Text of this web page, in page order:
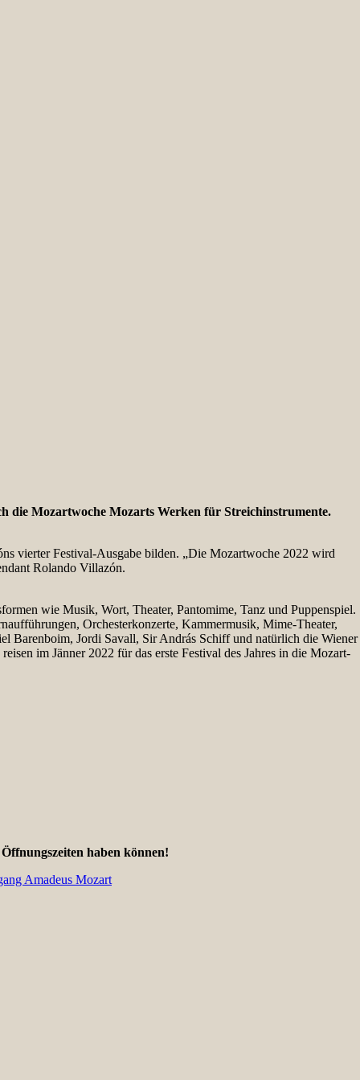
die Mozartwoche Mozarts Werken für Streichinstrumente.
vierter Festival-Ausgabe bilden. „Die Mozartwoche 2022 wird
Rolando Villazón.
wie Musik, Wort, Theater, Pantomime, Tanz und Puppenspiel.
Orchesterkonzerte, Kammermusik, Mime-Theater,
Barenboim, Jordi Savall, Sir András Schiff und natürlich die Wiener
im Jänner 2022 für das erste Festival des Jahres in die Mozart-
haben können!
Amadeus Mozart